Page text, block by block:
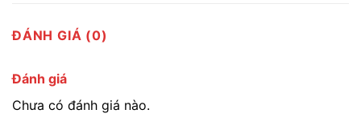
ĐÁNH GIÁ (0)
Đánh giá
Chưa có đánh giá nào.